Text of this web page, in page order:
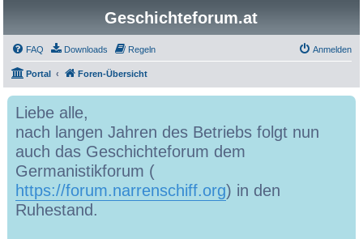
Geschichteforum.at
FAQ Downloads Regeln Anmelden
Portal Foren-Übersicht
Liebe alle,
nach langen Jahren des Betriebs folgt nun
auch das Geschichteforum dem
Germanistikforum (
https://forum.narrenschiff.org) in den
Ruhestand.